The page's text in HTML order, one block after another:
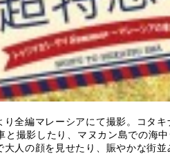
全編マレーシアにて撮影。コタ
撮影したり、マヌカン島での海
人の顔を見せたり、賑やかな街